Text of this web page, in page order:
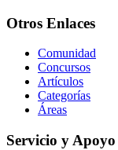
Otros Enlaces
Comunidad
Concursos
Artículos
Categorías
Áreas
Servicio y Apoyo